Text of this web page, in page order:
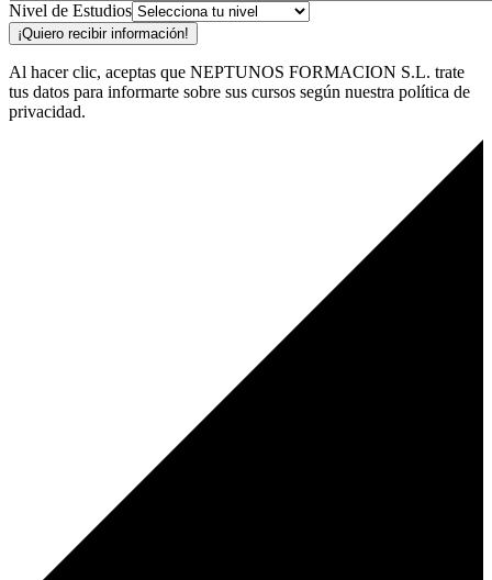
Nivel de Estudios
¡Quiero recibir información!
Al hacer clic, aceptas que NEPTUNOS FORMACION S.L. trate
tus datos para informarte sobre sus cursos según nuestra política de
privacidad.